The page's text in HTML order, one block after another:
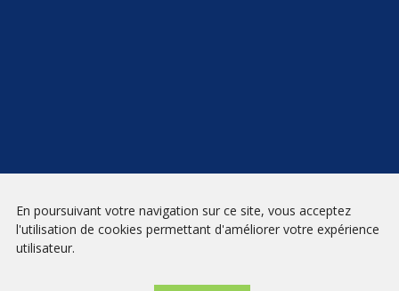
NEWSLETTER
En poursuivant votre navigation sur ce site, vous acceptez
l'utilisation de cookies permettant d'améliorer votre expérience
utilisateur.